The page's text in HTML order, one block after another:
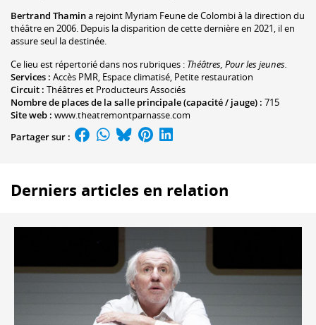
Bertrand Thamina rejoint Myriam Feune de Colombi à la direction du
théâtre en 2006. Depuis la disparition de cette dernière en 2021, il en
assure seul la destinée.
Ce lieu est répertorié dans nos rubriques : Théâtres, Pour les jeunes.
Services : Accès PMR, Espace climatisé, Petite restauration
Circuit : Théâtres et Producteurs Associés
Nombre de places de la salle principale (capacité / jauge) : 715
Site web : www.theatremontparnasse.com
Partager sur :
Derniers articles en relation